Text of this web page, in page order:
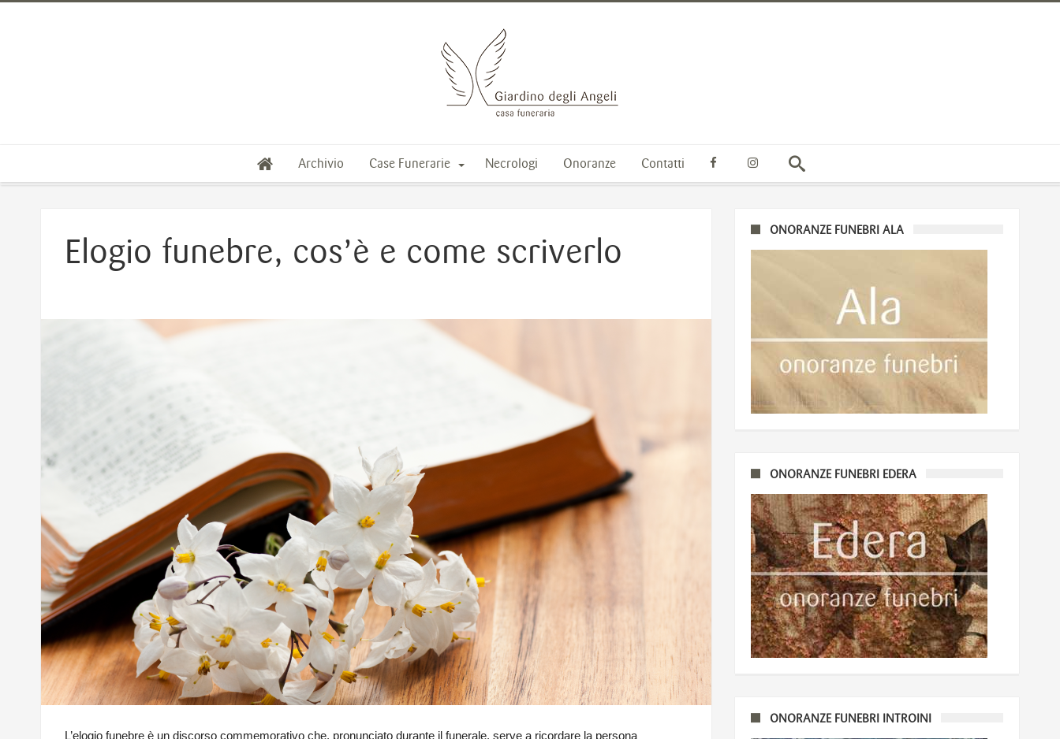
Archivio Case Funerarie Necrologi Onoranze Contatti
Elogio funebre, cos’è e come scriverlo
L’elogio funebre è un discorso commemorativo che, pronunciato durante il funerale, serve a ricordare la persona
ONORANZE FUNEBRI ALA
ONORANZE FUNEBRI EDERA
ONORANZE FUNEBRI INTROINI